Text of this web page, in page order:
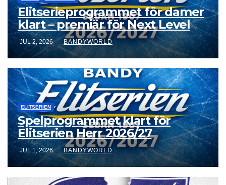
Elitserieprogrammet för damer
klart – premiär för Next Level
JUL 2, 2026 BANDYWORLD
ELITSERIEN
Spelprogrammet klart för
Elitserien Herr 2026/27
JUL 1, 2026 BANDYWORLD